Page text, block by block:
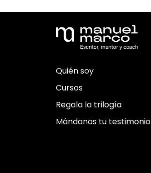
Quién soy
Cursos
Regala la trilogía
Mándanos tu testimonio